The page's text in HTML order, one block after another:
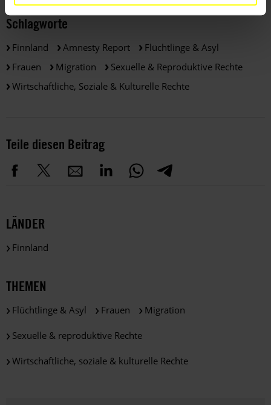
Schlagworte
Finnland Amnesty Report
Flüchtlinge & Asyl
Frauen
Migration
Sexuelle & Reproduktive Rechte
Wirtschaftliche, Soziale & Kulturelle Rechte
Teile diesen Beitrag
LÄNDER
Finnland
THEMEN
Flüchtlinge & Asyl Frauen Migration
Sexuelle & reproduktive Rechte
Wirtschaftliche, soziale & kulturelle Rechte